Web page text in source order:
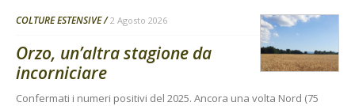
COLTURE ESTENSIVE 2 Agosto 2026
Orzo, un’altra stagione da
incorniciare
Confermati i numeri positivi del 2025. Ancora una volta Nord (75